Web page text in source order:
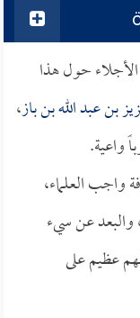
الأجلاء حول هذا
بن عبد الله بن باز،
واعية.
واجب العلماء،
عن سيء
عظيم على